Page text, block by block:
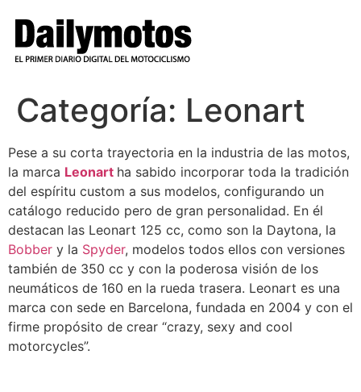
contenido
Categoría: Leonart
Pese a su corta trayectoria en la industria de las motos,
la marca Leonart ha sabido incorporar toda la tradición
del espíritu custom a sus modelos, configurando un
catálogo reducido pero de gran personalidad. En él
destacan las Leonart 125 cc, como son la Daytona, la
Bobber y la Spyder, modelos todos ellos con versiones
también de 350 cc y con la poderosa visión de los
neumáticos de 160 en la rueda trasera. Leonart es una
marca con sede en Barcelona, fundada en 2004 y con el
firme propósito de crear “crazy, sexy and cool
motorcycles”.